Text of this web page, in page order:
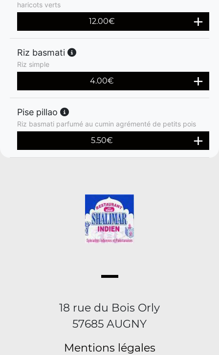
haricots verts
12.00€
Riz basmati
Riz simple
4.00€
Pise pillao
Riz basmati parfumé au cumin agrémenté de petits pois
5.50€
18 rue du Bois Orly
57685 AUGNY
Mentions légales